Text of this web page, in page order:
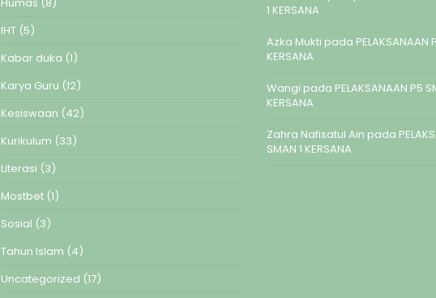
IHT(5)
Kabar duka (1)
Karya Guru (12)
Kesiswaan (42)
Kurikulum (33)
Literasi (3)
Mostbet(1)
Sosial (3)
Tahun Islam (4)
Uncategorized (17)
1 KERSANA
Azka Mukti pada PELAKSANAAN
KERSANA
Wangi pada PELAKSANAAN P5
KERSANA
Zahra Nafisatul Ain pada
SMAN 1 KERSANA